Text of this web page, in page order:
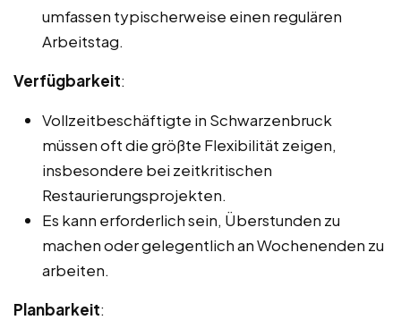
umfassen typischerweise einen regulären
Arbeitstag.
Verfügbarkeit:
Vollzeitbeschäftigte in Schwarzenbruck
müssen oft die größte Flexibilität zeigen,
insbesondere bei zeitkritischen
Restaurierungsprojekten.
Es kann erforderlich sein, Überstunden zu
machen oder gelegentlich an Wochenenden zu
arbeiten.
Planbarkeit: